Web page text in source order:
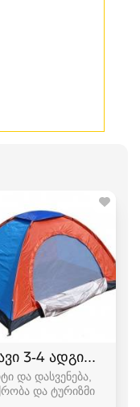
საწოლი
კარავი 3-4 ადგილიანი
და დასვენება,
და ტურიზმი